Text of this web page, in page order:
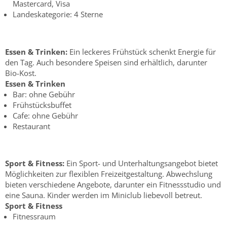
Mastercard, Visa
Landeskategorie: 4 Sterne
Essen & Trinken: Ein leckeres Frühstück schenkt Energie für
den Tag. Auch besondere Speisen sind erhältlich, darunter
Bio-Kost.
Essen & Trinken
Bar: ohne Gebühr
Frühstücksbuffet
Cafe: ohne Gebühr
Restaurant
Sport & Fitness: Ein Sport- und Unterhaltungsangebot bietet
Möglichkeiten zur flexiblen Freizeitgestaltung. Abwechslung
bieten verschiedene Angebote, darunter ein Fitnessstudio und
eine Sauna. Kinder werden im Miniclub liebevoll betreut.
Sport & Fitness
Fitnessraum